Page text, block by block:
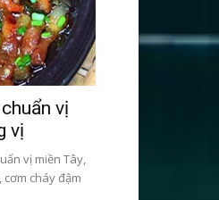
vị
vị
vị miền Tây,
cháy đậm